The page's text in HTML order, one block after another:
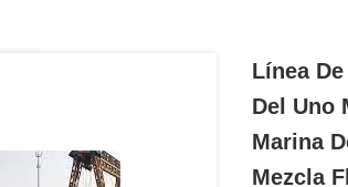
Línea
Del Uno
Marina
Mezcla